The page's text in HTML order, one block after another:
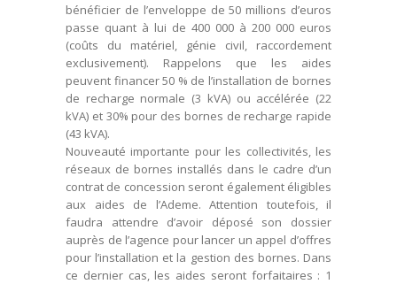
bénéficier de l’enveloppe de 50 millions d’euros
passe quant à lui de 400 000 à 200 000 euros
(coûts du matériel, génie civil, raccordement
exclusivement). Rappelons que les aides
peuvent financer 50 % de l’installation de bornes
de recharge normale (3 kVA) ou accélérée (22
kVA) et 30% pour des bornes de recharge rapide
(43 kVA).
Nouveauté importante pour les collectivités, les
réseaux de bornes installés dans le cadre d’un
contrat de concession seront également éligibles
aux aides de l’Ademe. Attention toutefois, il
faudra attendre d’avoir déposé son dossier
auprès de l’agence pour lancer un appel d’offres
pour l’installation et la gestion des bornes. Dans
ce dernier cas, les aides seront forfaitaires : 1